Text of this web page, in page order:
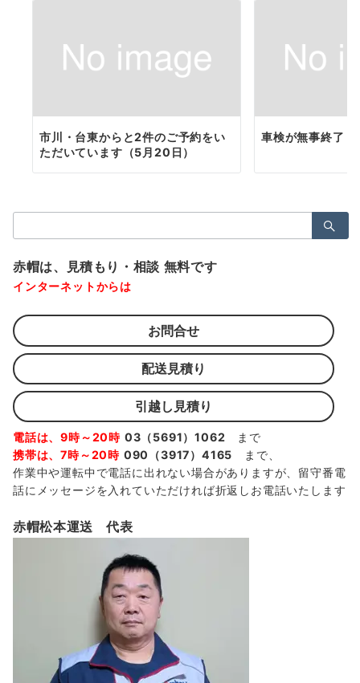
市川・台東からと2件のご予約をい
ただいています（5月20日）
車検が無事終了し
索：
赤帽は、見積もり・相談 無料です
インターネットからは
お問合せ
配送見積り
引越し見積り
電話は、9時～20時 03（5691）1062 まで
携帯は、7時～20時 090（3917）4165 まで、
作業中や運転中で電話に出れない場合がありますが、留守番電
話にメッセージを入れていただければ折返しお電話いたします
赤帽松本運送 代表